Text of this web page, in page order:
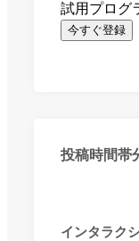
試用プログ
今すぐ登録
投稿時間帯
インタラク